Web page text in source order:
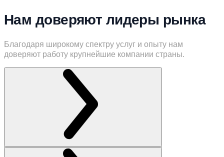
Нам доверяют лидеры рынка
Благодаря широкому спектру услуг и опыту нам
доверяют работу крупнейшие компании страны.